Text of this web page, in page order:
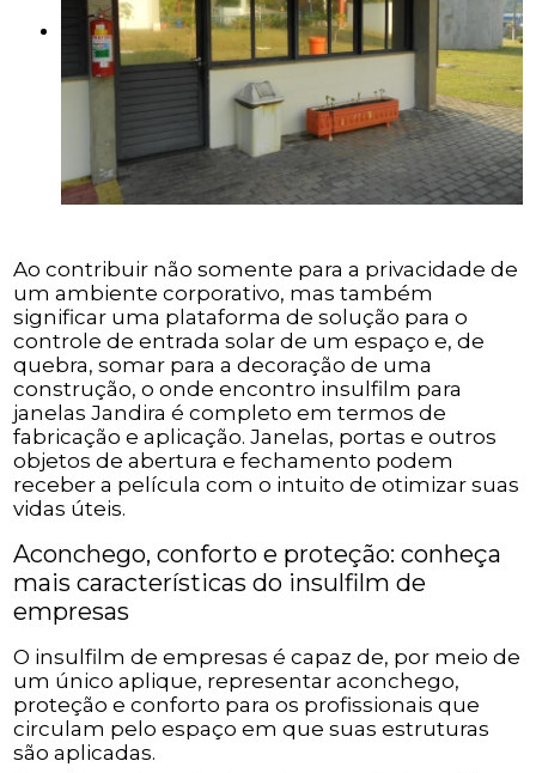
Ao contribuir não somente para a privacidade de
um ambiente corporativo, mas também
significar uma plataforma de solução para o
controle de entrada solar de um espaço e, de
quebra, somar para a decoração de uma
construção, o onde encontro insulfilm para
janelas Jandira é completo em termos de
fabricação e aplicação. Janelas, portas e outros
objetos de abertura e fechamento podem
receber a película com o intuito de otimizar suas
vidas úteis.
Aconchego, conforto e proteção: conheça
mais características do insulfilm de
empresas
O insulfilm de empresas é capaz de, por meio de
um único aplique, representar aconchego,
proteção e conforto para os profissionais que
circulam pelo espaço em que suas estruturas
são aplicadas.